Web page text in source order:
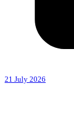
21 July 2026